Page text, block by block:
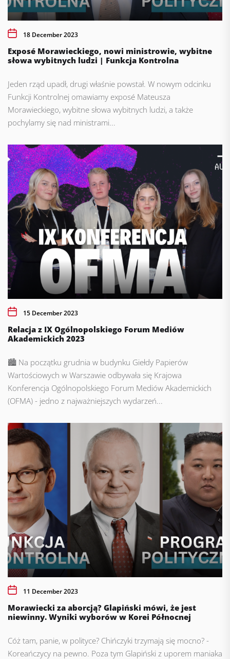
18 December 2023
Exposé Morawieckiego, nowi ministrowie, wybitne
słowa wybitnych ludzi | Funkcja Kontrolna
Jeden rząd upadł, drugi właśnie powstał. W nowym odcinku
Funkcji Kontrolnej omawiamy exposé Mateusza
Morawieckiego, wybitne słowa wybitnych ludzi, a także
pochylamy się nad ministrami...
15 December 2023
Relacja z IX Ogólnopolskiego Forum Mediów
Akademickich 2023
🏙️ Na początku grudnia w budynku Giełdy Papierów
Wartościowych w Warszawie odbywała się Krajowa
Konferencja Ogólnopolskiego Forum Mediów Akademickich
(OFMA) - jedno z najważniejszych wydarzeń...
11 December 2023
Morawiecki za aborcją? Glapiński mówi, że jest
niewinny. Wyniki wyborów w Korei Północnej
Cóż tam, panie, w polityce? Chińczyki trzymają się mocno? -
Koreańczycy na pewno. Poza tym Glapiński z uporem maniaka